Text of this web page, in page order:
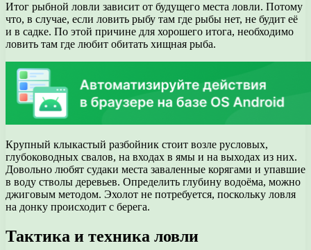
Итог рыбной ловли зависит от будущего места ловли. Потому
что, в случае, если ловить рыбу там где рыбы нет, не будит её
и в садке. По этой причине для хорошего итога, необходимо
ловить там где любит обитать хищная рыба.
Крупный клыкастый разбойник стоит возле русловых,
глубоководных свалов, на входах в ямы и на выходах из них.
Довольно любят судаки места заваленные корягами и упавшие
в воду стволы деревьев. Определить глубину водоёма, можно
джиговым методом. Эхолот не потребуется, поскольку ловля
на донку происходит с берега.
Тактика и техника ловли